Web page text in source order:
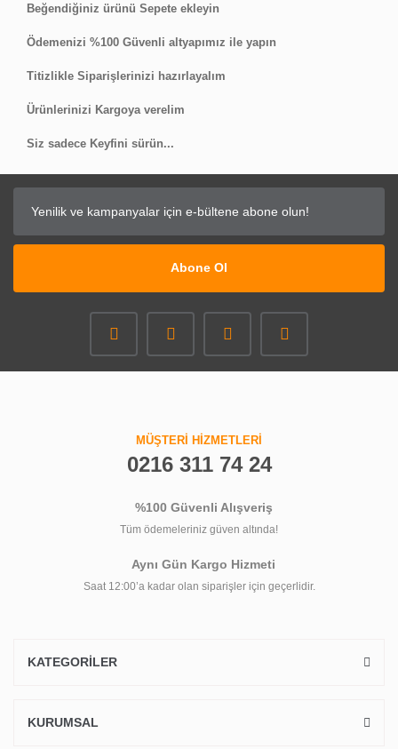
Beğendiğiniz ürünü Sepete ekleyin
Ödemenizi %100 Güvenli altyapımız ile yapın
Titizlikle Siparişlerinizi hazırlayalım
Ürünlerinizi Kargoya verelim
Siz sadece Keyfini sürün...
Abone Ol
MÜŞTERİ HİZMETLERİ
0216 311 74 24
%100 Güvenli Alışveriş
Tüm ödemeleriniz güven altında!
Aynı Gün Kargo Hizmeti
Saat 12:00’a kadar olan siparişler için geçerlidir.
KATEGORİLER
KURUMSAL